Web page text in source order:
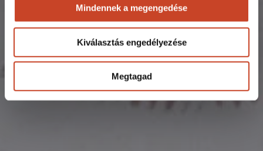
Mindennek a megengedése
Kiválasztás engedélyezése
Megtagad